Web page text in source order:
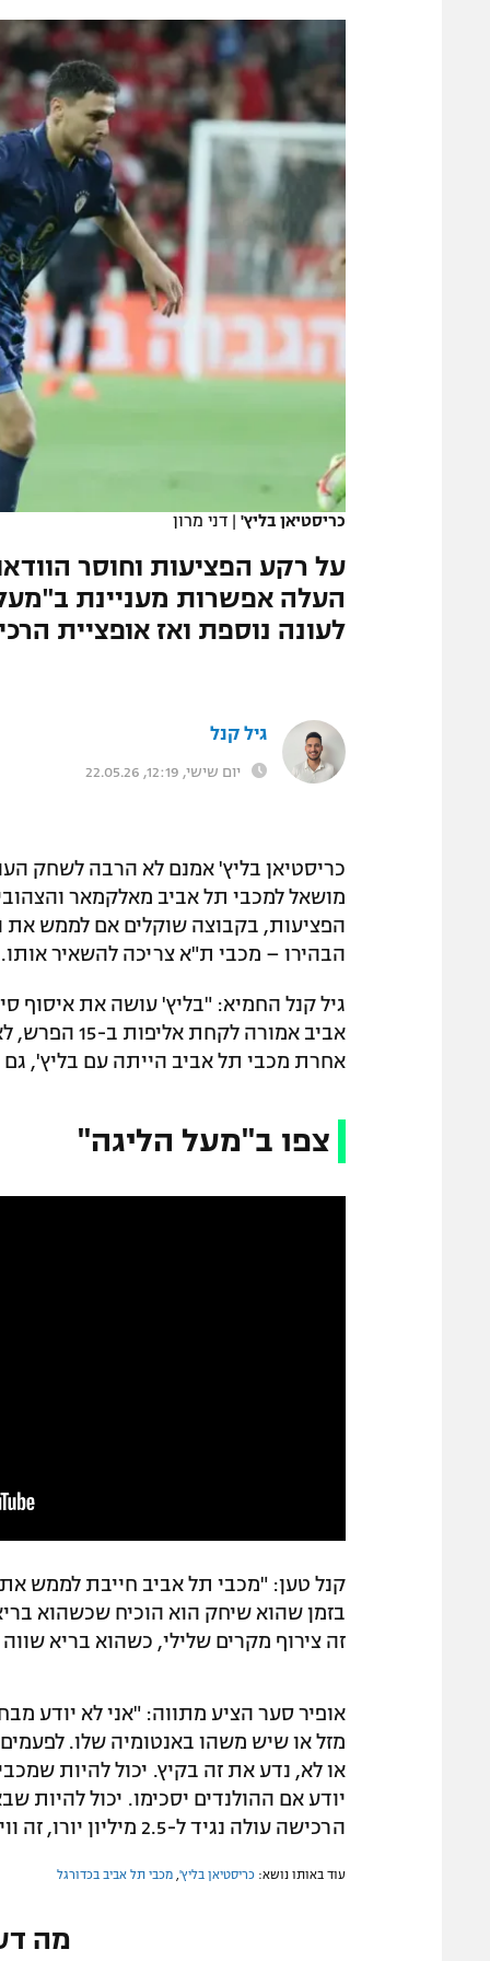
תקנון משתתפים וזוכים בפרסים
תקנון עבור פעילות אלקטרה
תקנון עבור פעילות ספורט 1 – "מרלן"
טניס
גיימינג E-Sports
תנאי שימוש
מדיניות פרטיות
תקנון פעילות ספורט 1
רשיון להקרנה פומבית לבית עסק
הצטרפות לחבילת הערוצים
תגיות
המגזין
מכבי
בני
כריסטיאן בליץ' | דני מרון
על רקע הפציעות וחוסר
העלה אפשרות מעניינת
לעונה נוספת ואז אופציית
גיל קנל
יום שישי, 12:19, 22.05.26
כריסטיאן בליץ' אמנם לא הרבה לשחק
הבהירו – מכבי ת"א צריכה להשאיר אותו.
גיל קנל החמיא: "בליץ' עושה את איסוף
אביב אמורה
אחרת מכבי תל אביב הייתה עם בליץ',
צפו ב"מעל הליגה"
בזמן שהוא שיחק הוא הוכיח שכשהוא
זה צירוף מקרים שלילי, כשהוא בריא
אופיר סער הציע מתווה: "אני לא יודע
מזל או שיש משהו באנטומיה שלו.
או לא, נדע את זה בקיץ. יכול להיות
יודע אם ההולנדים יסכימו. יכול להיות
הרכישה עולה נגיד ל-2.5 מיליון יורו, זה ווין ווין. יכול להיות שזה יהיה המצב".
עוד באותו נושא: כריסטיאן בליץ' מכבי תל אביב בכדורגל
מה